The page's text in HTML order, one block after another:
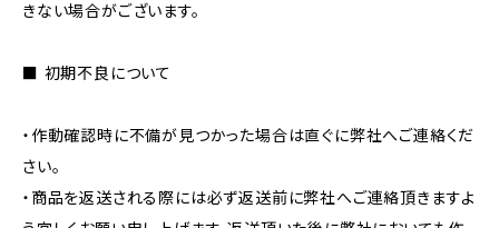
きない場合がございます。
■ 初期不良について
・作動確認時に不備が見つかった場合は直ぐに弊社へご連絡くだ
さい。
・商品を返送される際には必ず返送前に弊社へご連絡頂きますよ